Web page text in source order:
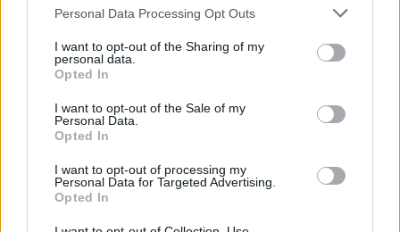
Please note that this website/app uses one or more Google
not limited to your visit or usage behaviour. You may click to
grant or deny consent to Google and its third-party tags to
use your data for below specified purposes in below Google
consent section.
Personal Data Processing Opt Outs
I want to opt-out of the Sharing of my
personal data.
Opted In
I want to opt-out of the Sale of my
Personal Data.
Opted In
I want to opt-out of processing my
Personal Data for Targeted Advertising.
Opted In
Gallura, finti clienti svuotano le suite: furto da
50mila nel resort
Meteo Olbia 7 agosto, sole e caldo tornano
protagonisti
Test tunnel Olbia: rampe chiuse ancora fino a